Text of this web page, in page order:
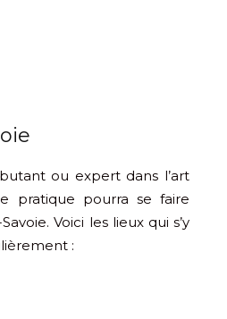
ou expert dans l’art
pratique pourra se faire
Voici les lieux qui s’y
: